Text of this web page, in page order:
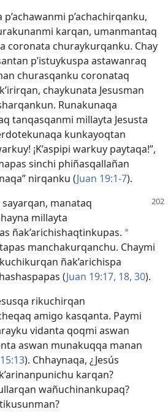
p’achachirqanku,
karqan, umanmantaq
coronata churaykurqanku. Chay
p’istuykuspa astawanraq
churasqanku coronataq
chaykunata Jesusman
Runakunaqa
tanqasqanmi millayta Jesusta
kunkayoqtan
¡K’aspipi warkuy paytaqa!”,
sinchi phiñasqallañan
nirqanku (Juan 19:1-7).
manataq
millayta
ñak’arichishaqtinkupas. a
manchakurqanchu. Chaymi
ñak’arichispa
(Juan 19:17, 18, 30).
rikuchirqan
amigo kasqanta. Paymi
vidanta qoqmi aswan
aswan munakuqqa manan
). Chhaynaqa, ¿Jesús
karqan?
wañuchinankupaq?